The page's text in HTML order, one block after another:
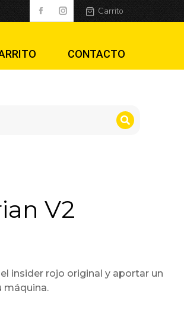
Carrito
CONTACTO
V2
insider rojo original y aportar un
máquina.